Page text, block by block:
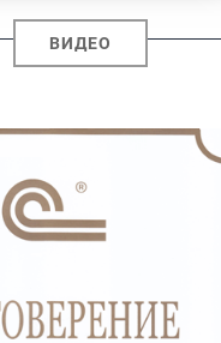
ВИДЕО